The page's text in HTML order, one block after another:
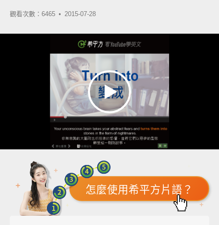
觀看次數：6465 • 2015-07-28
怎麼使用希平方片語？